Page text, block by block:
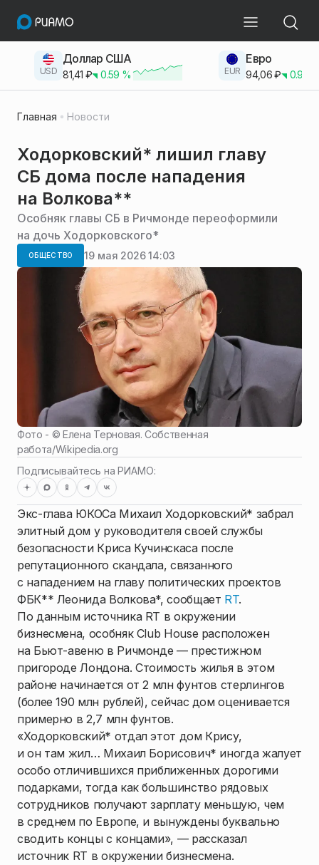
USD
Доллар США
81,41 ₽ 0.59 % EUR
Евро
94,06₽ 0.93
Главная Новости
Ходорковский* лишил главу
СБ дома после нападения
на Волкова**
Особняк главы СБ в Ричмонде переоформили
на дочь Ходорковского*
ОБЩЕСТВО 19 мая 2026 14:03
Фото - ©Елена Терновая. Собственная
работа/Wikipedia.org
Подписывайтесь на РИАМО:
Экс-глава ЮКОСа Михаил Ходорковский* забрал
элитный дом у руководителя своей службы
безопасности Криса Кучинскаса после
репутационного скандала, связанного
с нападением на главу политических проектов
ФБК** Леонида Волкова*, сообщает RT.
По данным источника RT в окружении
бизнесмена, особняк Club House расположен
на Бьют-авеню в Ричмонде — престижном
пригороде Лондона. Стоимость жилья в этом
районе начинается от 2 млн фунтов стерлингов
(более 190 млн рублей), сейчас дом оценивается
примерно в 2,7 млн фунтов.
«Ходорковский* отдал этот дом Крису,
и он там жил… Михаил Борисович* иногда жалует
особо отличившихся приближенных дорогими
подарками, тогда как большинство рядовых
сотрудников получают зарплату меньшую, чем
в среднем по Европе, и вынуждены буквально
сводить концы с концами», — рассказал
источник RT в окружении бизнесмена.